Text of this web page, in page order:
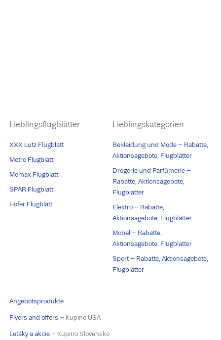
Lieblingsflugblätter
XXX Lutz Flugblatt
Metro Flugblatt
Mömax Flugblatt
SPAR Flugblatt
Hofer Flugblatt
Lieblingskategorien
Bekleidung und Mode – Rabatte,
Aktionsagebote, Flugblätter
Drogerie und Parfümerie –
Rabatte, Aktionsagebote,
Flugblätter
Elektro – Rabatte,
Aktionsagebote, Flugblätter
Möbel – Rabatte,
Aktionsagebote, Flugblätter
Sport – Rabatte, Aktionsagebote,
Flugblätter
Angebotsprodukte
Flyers and offers – Kupino USA
Letáky a akcie – Kupino Slovensko